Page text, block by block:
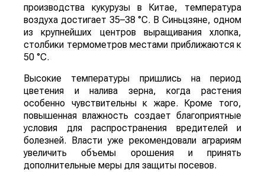
производства кукурузы в Китае, температура
воздуха достигает 35–38 °C. В Синьцзяне, одном
из крупнейших центров выращивания хлопка,
столбики термометров местами приближаются к
50 °C.
Высокие температуры пришлись на период
цветения и налива зерна, когда растения
особенно чувствительны к жаре. Кроме того,
повышенная влажность создает благоприятные
условия для распространения вредителей и
болезней. Власти уже рекомендовали аграриям
увеличить объемы орошения и принять
дополнительные меры для защиты посевов.